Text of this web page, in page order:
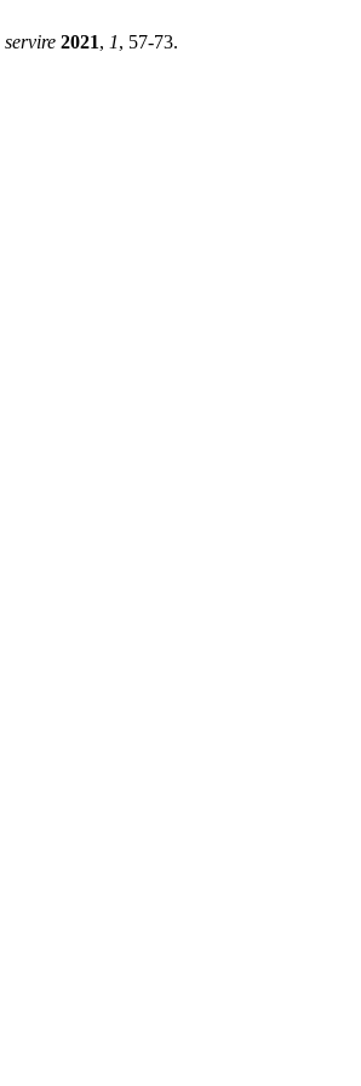
servire 2021, 1, 57-73.